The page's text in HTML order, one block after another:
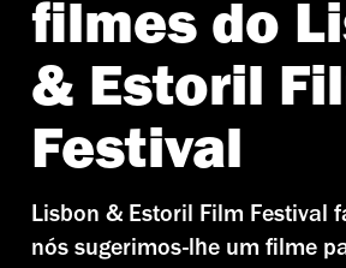
filmes do
& Estoril
Festival
Lisbon & Estoril Film Festival
nós sugerimos-lhe um filme